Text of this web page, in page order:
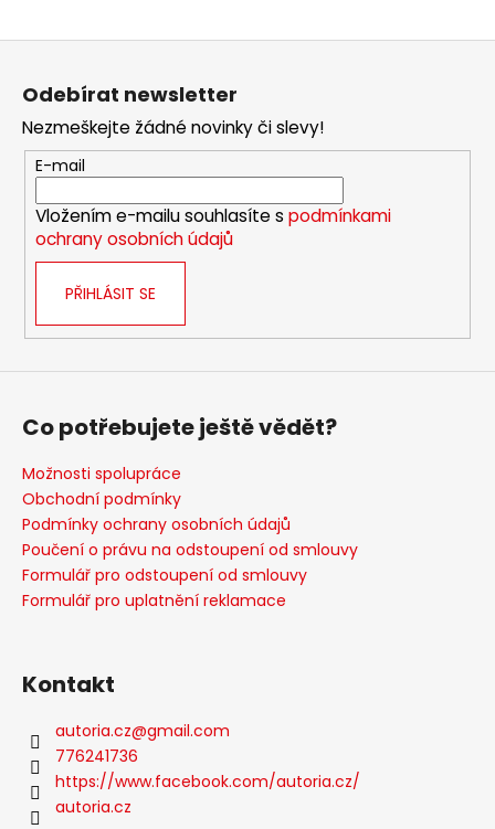
Z
Odebírat newsletter
Nezmeškejte žádné novinky či slevy!
E-mail
Vložením e-mailu souhlasíte s podmínkami
ochrany osobních údajů
PŘIHLÁSIT SE
Co potřebujete ještě vědět?
Možnosti spolupráce
Obchodní podmínky
Podmínky ochrany osobních údajů
Poučení o právu na odstoupení od smlouvy
Formulář pro odstoupení od smlouvy
Formulář pro uplatnění reklamace
Kontakt
autoria.cz@gmail.com
776241736
https://www.facebook.com/autoria.cz/
autoria.cz